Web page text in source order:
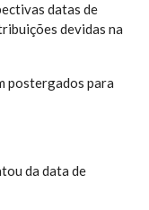
datas de
devidas na
postergados para
da data de